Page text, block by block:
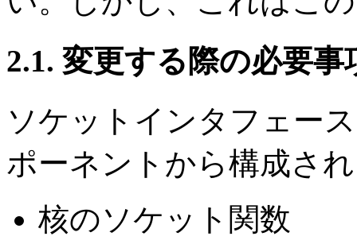
2.1. 変更する際の必要事
ソケットインタフェー
ポーネントから構成さ
核のソケット関数